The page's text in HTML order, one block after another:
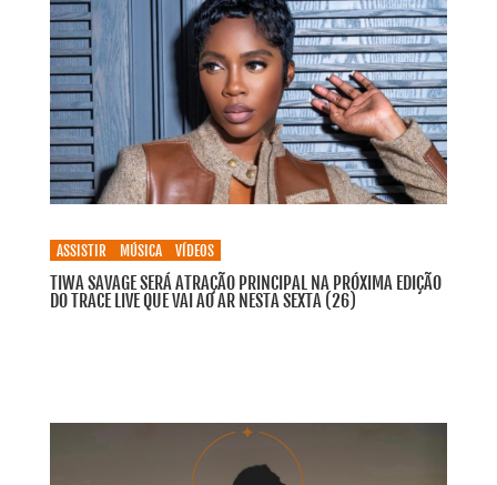
ASSISTIR MÚSICA VÍDEOS
TIWA SAVAGE SERÁ ATRAÇÃO PRINCIPAL NA PRÓXIMA EDIÇÃO
DO TRACE LIVE QUE VAI AO AR NESTA SEXTA (26)